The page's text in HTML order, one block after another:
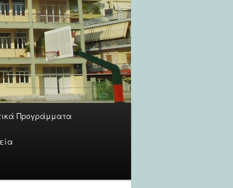
Προγράμματα